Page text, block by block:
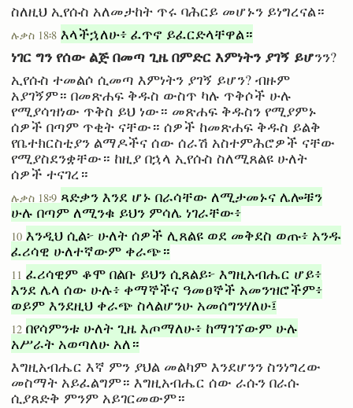
ስለዚህ ኢየሱስ አለመታከት ጥሩ ባሕርይ መሆኑን ይነግረናል።
ሉቃስ 18፡8 እላችኋለሁ፥ ፈጥኖ ይፈርድላቸዋል።
ነገር ግን የሰው ልጅ በመጣ ጊዜ በምድር እምነትን ያገኝ ይሆንን?
ኢየሱስ ተመልሶ ሲመጣ እምነትን ያገኝ ይሆን? ብዙም
አያገኝም። በመጽሐፍ ቅዱስ ውስጥ ካሉ ጥቅሶች ሁሉ
የሚያሳዝነው ጥቅስ ይህ ነው። መጽሐፍ ቅዱስን የሚያምኑ
ሰዎች በጣም ጥቂት ናቸው። ሰዎች ከመጽሐፍ ቅዱስ ይልቅ
የቤተክርስቲያን ልማዶችና ሰው ሰራሽ አስተምሕሮዎች ናቸው
የሚያስደንቋቸው። ከዚያ በኋላ ኢየሱስ ስለሚጸልዩ ሁለት
ሰዎች ተናገረ።
ሉቃስ 18፡9 ጻድቃን እንደ ሆኑ በራሳቸው ለሚታመኑና ሌሎቹን
ሁሉ በጣም ለሚንቁ ይህን ምሳሌ ነገራቸው፥
10 እንዲህ ሲል፦ ሁለት ሰዎች ሊጸልዩ ወደ መቅደስ ወጡ፥ አንዱ
ፈሪሳዊ ሁለተኛውም ቀራጭ።
11 ፈሪሳዊም ቆሞ በልቡ ይህን ሲጸልይ፦ እግዚአብሔር ሆይ፥
እንደ ሌላ ሰው ሁሉ፥ ቀማኞችና ዓመፀኞች አመንዝሮችም፥
ወይም እንደዚህ ቀራጭ ስላልሆንሁ አመሰግንሃለሁ፤
12 በየሳምንቱ ሁለት ጊዜ እጦማለሁ፥ ከማገኘውም ሁሉ
አሥራት አወጣለሁ አለ።
እግዚአብሔር እኛ ምን ያህል መልካም እንደሆንን ስንነግረው
መስማት አይፈልግም። እግዚአብሔር ሰው ራሱን በራሱ
ሲያጸድቅ ምንም አይገርመውም።